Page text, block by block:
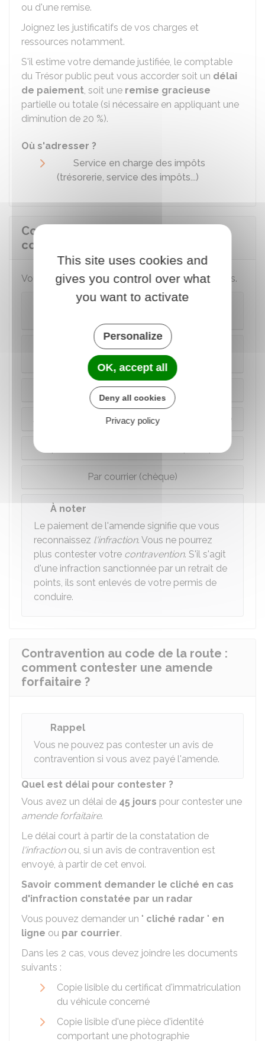
ou d'une remise.
Joignez les justificatifs de vos charges et
ressources notamment.
S'il estime votre demande justifiée, le comptable
du Trésor public peut vous accorder soit un délai
de paiement, soit une remise gracieuse
partielle ou totale (si nécessaire en appliquant une
diminution de 20 %).
Où s'adresser ?
Service en charge des impôts
(trésorerie, service des impôts...)
Contravention au code la route :
comment payer l'amende ?
Vous pouvez payer l'amende de plusieurs façons.
Auprès de l'agent des forces de l'ordre en cas
Par internet (sur votre ordinateur ou votre
Par téléphone
Auprès d'un buraliste ou d'un partenaire agréé
Par courrier (chèque)
À noter
Le paiement de l'amende signifie que vous
reconnaissez l'infraction. Vous ne pourrez
plus contester votre contravention. S'il s'agit
d'une infraction sanctionnée par un retrait de
points, ils sont enlevés de votre permis de
conduire.
Contravention au code de la route :
comment contester une amende
forfaitaire ?
Rappel
Vous ne pouvez pas contester un avis de
contravention si vous avez payé l'amende.
Quel est délai pour contester ?
Vous avez un délai de 45 jours pour contester une
amende forfaitaire.
Le délai court à partir de la constatation de
l'infractionou, si un avis de contravention est
envoyé, à partir de cet envoi.
Savoir comment demander le cliché en cas
d'infraction constatée par un radar
Vous pouvez demander un " cliché radar " en
ligne ou par courrier.
Dans les 2 cas, vous devez joindre les documents
suivants :
Copie lisible du certificat d'immatriculation
du véhicule concerné
Copie lisible d'une pièce d'identité
comportant une photographie
This site uses cookies and
gives you control over what
you want to activate
Personalize
OK, accept all
Deny all cookies
Privacy policy